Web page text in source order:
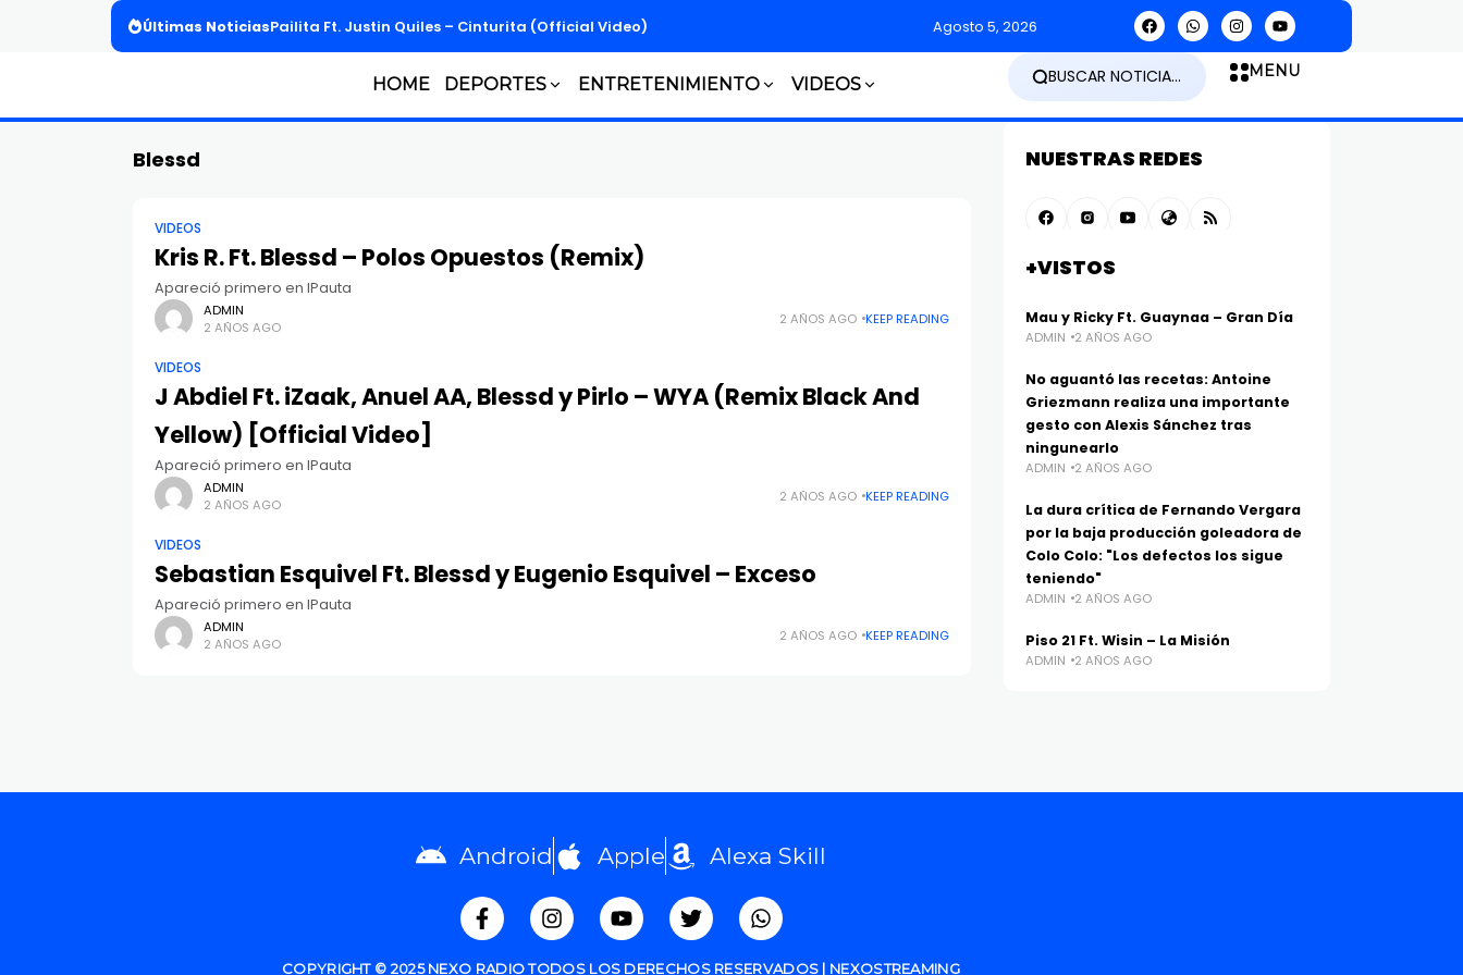
Últimas NoticiasPailita Ft. Justin Quiles – Cinturita (Official Video) Agosto 5, 2026
HOME DEPORTES ENTRETENIMIENTO VIDEOS BUSCAR NOTICIA... MENU
Blessd
VIDEOS
Kris R. Ft. Blessd – Polos Opuestos (Remix)
Apareció primero en IPauta
ADMIN
2 AÑOS AGO
2 AÑOS AGO KEEP READING
VIDEOS
J Abdiel Ft. iZaak, Anuel AA, Blessd y Pirlo – WYA (Remix Black And
Yellow) [Official Video]
Apareció primero en IPauta
ADMIN
2 AÑOS AGO
2 AÑOS AGO KEEP READING
VIDEOS
Sebastian Esquivel Ft. Blessd y Eugenio Esquivel – Exceso
Apareció primero en IPauta
ADMIN
2 AÑOS AGO
2 AÑOS AGO KEEP READING
NUESTRAS REDES
+VISTOS
Mau y Ricky Ft. Guaynaa – Gran Día
ADMIN 2 AÑOS AGO
No aguantó las recetas: Antoine
Griezmann realiza una importante
gesto con Alexis Sánchez tras
ningunearlo
ADMIN 2 AÑOS AGO
La dura crítica de Fernando Vergara
por la baja producción goleadora de
Colo Colo: "Los defectos los sigue
teniendo"
ADMIN 2 AÑOS AGO
Piso 21 Ft. Wisin – La Misión
ADMIN 2 AÑOS AGO
Android Apple Alexa Skill
COPYRIGHT © 2025 NEXO RADIO TODOS LOS DERECHOS RESERVADOS | NEXOSTREAMING